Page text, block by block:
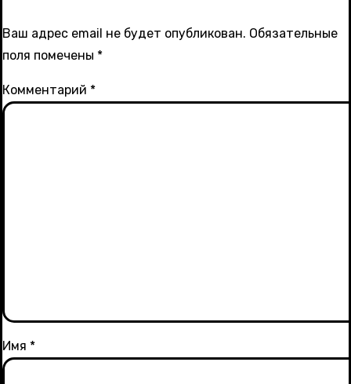
Ваш адрес email не будет опубликован. Обязательные
поля помечены *
Комментарий *
Имя *